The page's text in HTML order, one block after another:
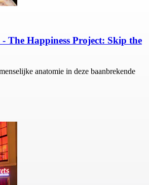
The Happiness Project: Skip the
anatomie in deze baanbrekende